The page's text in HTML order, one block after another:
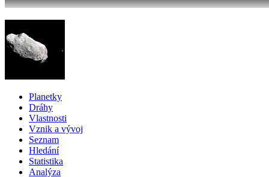
Planetky
Dráhy
Vlastnosti
Vznik a vývoj
Seznam
Hledání
Statistika
Analýza